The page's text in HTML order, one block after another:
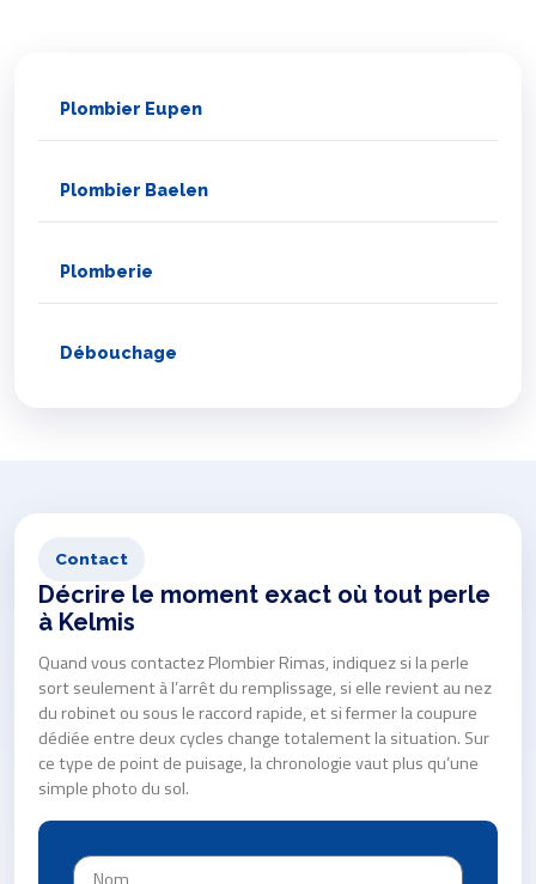
Plombier Eupen
Plombier Baelen
Plomberie
Débouchage
Contact
Décrire le moment exact où tout perle
à Kelmis
Quand vous contactez Plombier Rimas, indiquez si la perle
sort seulement à l’arrêt du remplissage, si elle revient au nez
du robinet ou sous le raccord rapide, et si fermer la coupure
dédiée entre deux cycles change totalement la situation. Sur
ce type de point de puisage, la chronologie vaut plus qu’une
simple photo du sol.